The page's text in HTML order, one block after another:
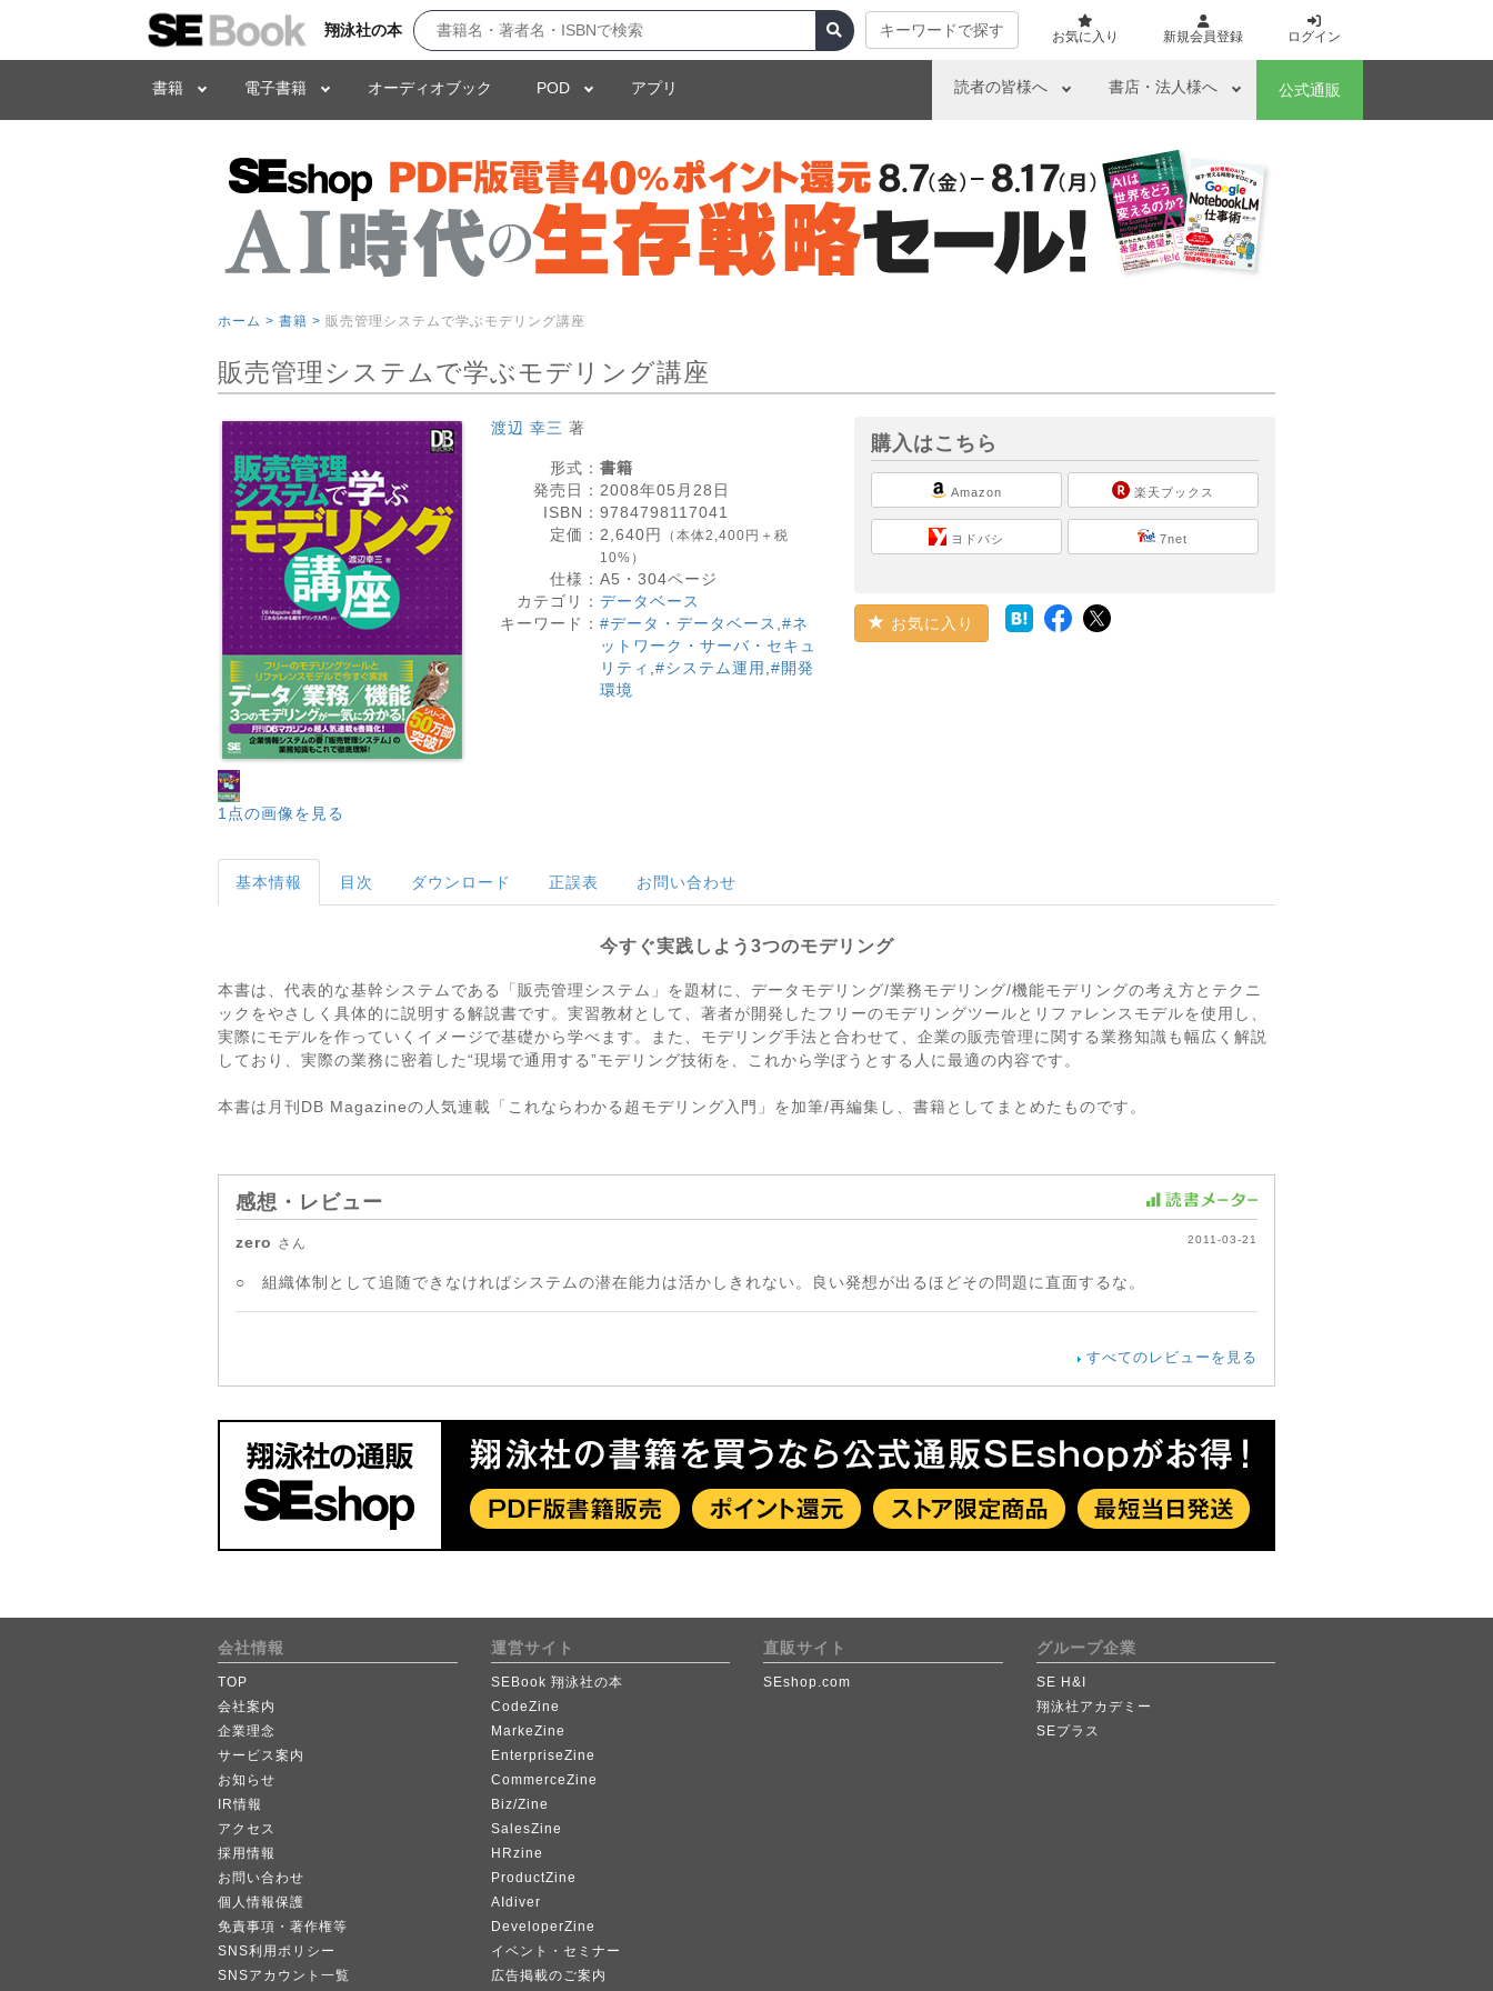
翔泳社の本 キーワードで探す お気に入り 新規会員登録 ログイン
書籍 電子書籍 オーディオブック POD アプリ 読者の皆様へ 書店・法人様へ 公式通販
ホーム > 書籍 > 販売管理システムで学ぶモデリング講座
販売管理システムで学ぶモデリング講座
1点の画像を見る
渡辺 幸三 著
形式： 書籍
発売日： 2008年05月28日
ISBN： 9784798117041
定価： 2,640円
（本体2,400円＋税
10%）
仕様： A5・ 304ページ
カテゴリ： データベース
キーワード： #データ・データベース #ネ
ットワーク・サーバ・セキュ
リティ #システム運用 #開発
環境
購入はこちら
Amazon
ヨドバシ
楽天ブックス
7net
お気に入り
基本情報 目次 ダウンロード 正誤表 お問い合わせ
今すぐ実践しよう3つのモデリング
本書は、代表的な基幹システムである「販売管理システム」を題材に、データモデリング/業務モデリング/機能モデリングの考え方とテクニ
ックをやさしく具体的に説明する解説書です。実習教材として、著者が開発したフリーのモデリングツールとリファレンスモデルを使用し、
実際にモデルを作っていくイメージで基礎から学べます。また、モデリング手法と合わせて、企業の販売管理に関する業務知識も幅広く解説
しており、実際の業務に密着した“現場で通用する”モデリング技術を、これから学ぼうとする人に最適の内容です。
本書は月刊DB Magazineの人気連載「これならわかる超モデリング入門」を加筆/再編集し、書籍としてまとめたものです。
感想・レビュー
zero さん 2011-03-21
○ 組織体制として追随できなければシステムの潜在能力は活かしきれない。良い発想が出るほどその問題に直面するな。
すべてのレビューを見る
会社情報
TOP
会社案内
企業理念
サービス案内
お知らせ
IR情報
アクセス
採用情報
お問い合わせ
個人情報保護
免責事項・著作権等
SNS利用ポリシー
SNSアカウント一覧
運営サイト
SEBook 翔泳社の本
CodeZine
MarkeZine
EnterpriseZine
CommerceZine
Biz/Zine
SalesZine
HRzine
ProductZine
AIdiver
DeveloperZine
イベント・セミナー
広告掲載のご案内
直販サイト
SEshop.com
グループ企業
SE H&I
翔泳社アカデミー
SEプラス